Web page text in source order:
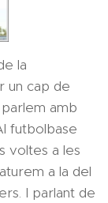
la
un cap de
amb
futbolbase
voltes a les
a la del
I parlant de